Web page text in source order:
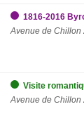
1816-2016
Avenue de Chillon
Visite
Avenue de Chillon